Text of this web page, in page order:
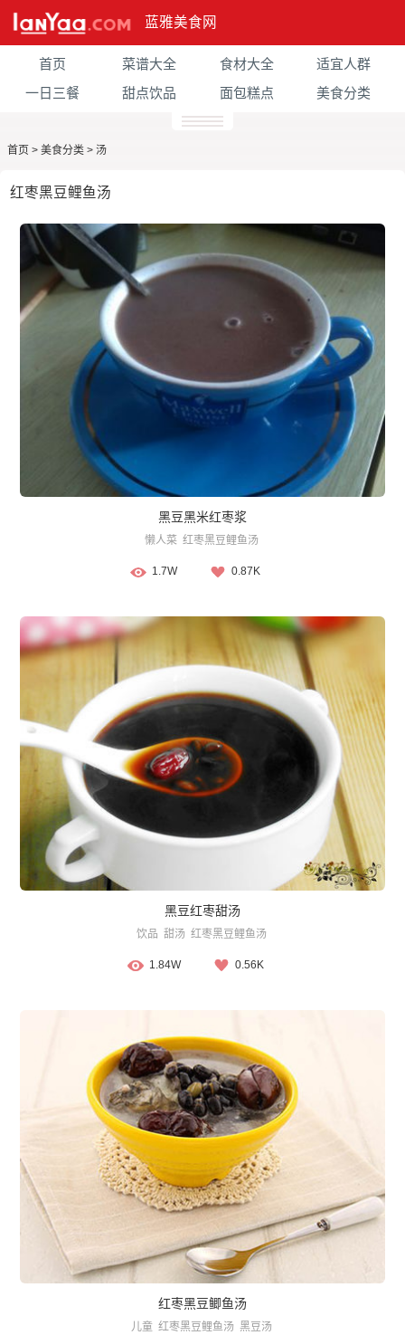
蓝雅美食网
首页 菜谱大全 食材大全
适宜人群
一日三餐
甜点饮品 面包糕点 美食分类
首页 > 美食分类 > 汤
红枣黑豆鲤鱼汤
黑豆黑米红枣浆
懒人菜 红枣黑豆鲤鱼汤
1.7W 0.87K
黑豆红枣甜汤
饮品 甜汤 红枣黑豆鲤鱼汤
1.84W 0.56K
红枣黑豆鲫鱼汤
儿童 红枣黑豆鲤鱼汤 黑豆汤